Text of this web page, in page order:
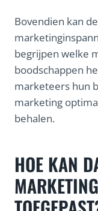
Bovendien kan
begrijpen welke
boodschappen
marketeers hun
marketing
behalen.
HOE KAN